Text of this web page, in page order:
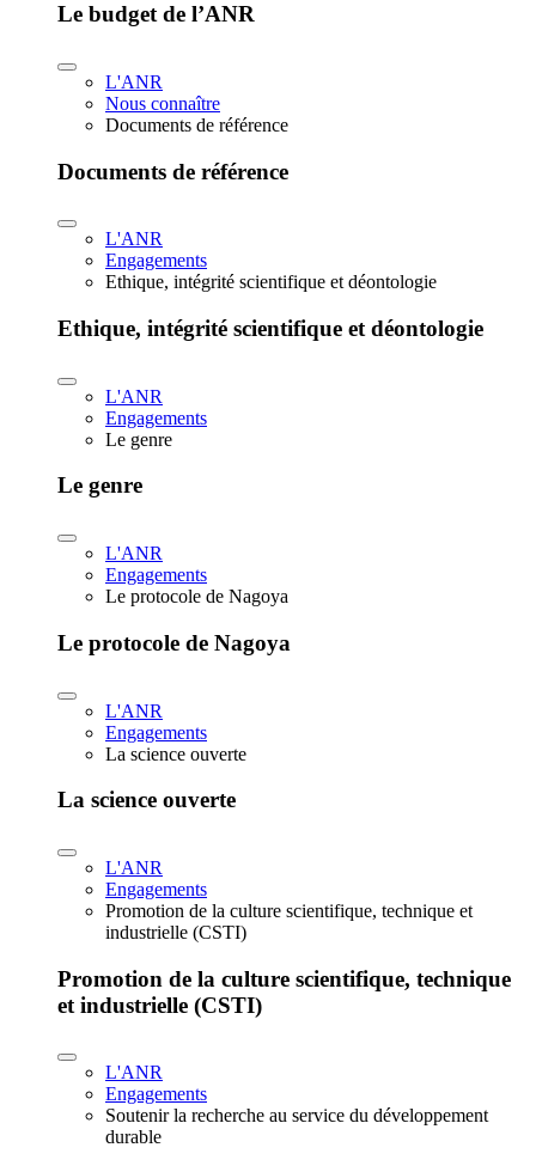
Le budget de l’ANR
L'ANR
Nous connaître
Documents de référence
Documents de référence
L'ANR
Engagements
Ethique, intégrité scientifique et déontologie
Ethique, intégrité scientifique et déontologie
L'ANR
Engagements
Le genre
Le genre
L'ANR
Engagements
Le protocole de Nagoya
Le protocole de Nagoya
L'ANR
Engagements
La science ouverte
La science ouverte
L'ANR
Engagements
Promotion de la culture scientifique, technique et
industrielle (CSTI)
Promotion de la culture scientifique, technique
et industrielle (CSTI)
L'ANR
Engagements
Soutenir la recherche au service du développement
durable